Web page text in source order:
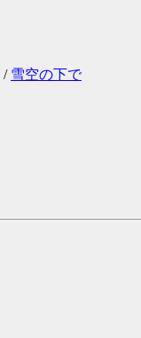
/ 雪空の下で